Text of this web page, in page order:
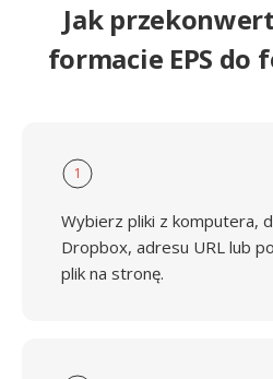
Jak
formacie EPS do
1
Wybierz pliki z komputera,
Dropbox, adresu URL lub
plik na stronę.